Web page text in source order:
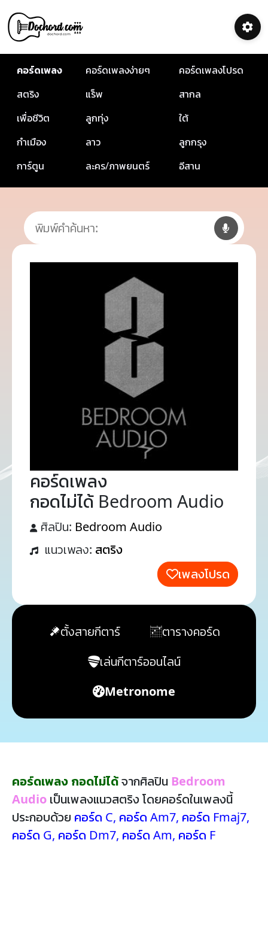
คอร์ดเพลง คอร์ดเพลงง่ายๆ
คอร์ดเพลงโปรด
สตริง
แร็พ
สากล
เพื่อชีวิต
ลูกทุ่ง
ใต้
กำเมือง
ลาว
ลูกกรุง
การ์ตูน
ละคร/ภาพยนตร์ อีสาน
คอร์ดเพลง
กอดไม่ได้ Bedroom Audio
ศิลปิน: Bedroom Audio
แนวเพลง: สตริง
เพลงโปรด
ตั้งสายกีตาร์
ตารางคอร์ด
เล่นกีตาร์ออนไลน์
Metronome
คอร์ดเพลง กอดไม่ได้จากศิลปิน Bedroom
Audio เป็นเพลงแนวสตริง โดยคอร์ดในเพลงนี้
ประกอบด้วย คอร์ด C, คอร์ด Am7, คอร์ด Fmaj7,
คอร์ด G, คอร์ด Dm7, คอร์ด Am, คอร์ด F